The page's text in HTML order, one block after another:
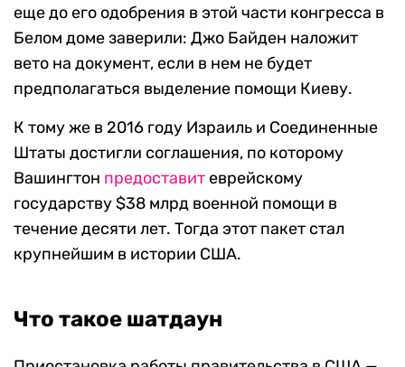
еще до его одобрения в этой части конгресса в
Белом доме заверили: Джо Байден наложит
вето на документ, если в нем не будет
предполагаться выделение помощи Киеву.
К тому же в 2016 году Израиль и Соединенные
Штаты достигли соглашения, по которому
Вашингтон предоставитеврейскому
государству $38 млрд военной помощи в
течение десяти лет. Тогда этот пакет стал
крупнейшим в истории США.
Что такое шатдаун